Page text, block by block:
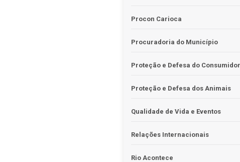
Procon Carioca
Procuradoria do Município
Proteção e Defesa do Consumidor
Proteção e Defesa dos Animais
Qualidade de Vida e Eventos
Relações Internacionais
Rio Acontece